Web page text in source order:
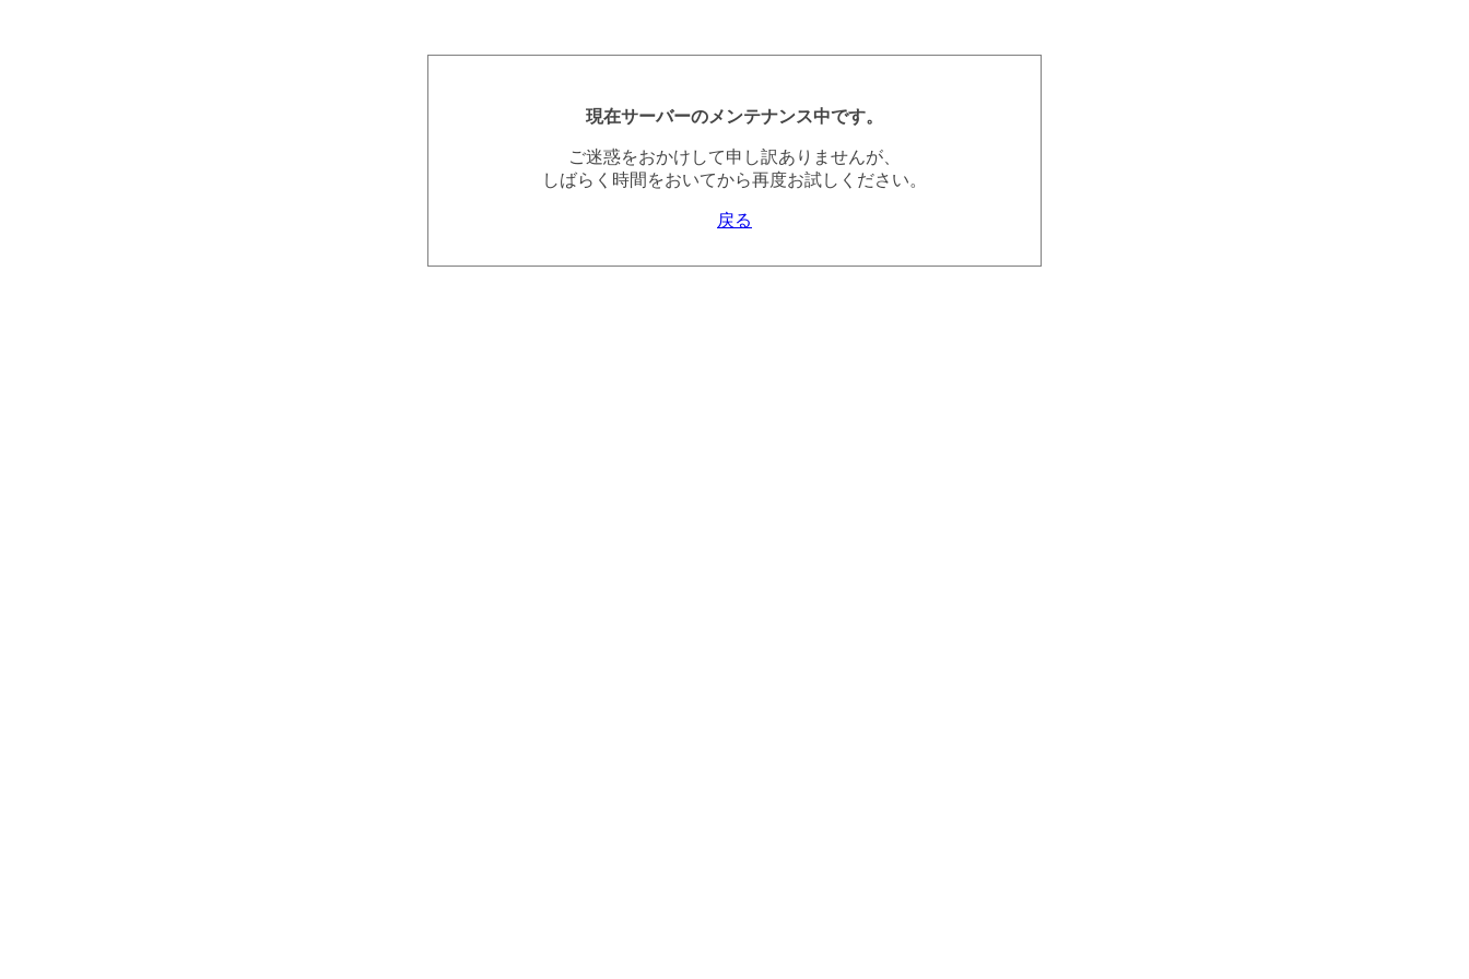
現在サーバーのメンテナンス中です。
ご迷惑をおかけして申し訳ありませんが、
しばらく時間をおいてから再度お試しください。
戻る